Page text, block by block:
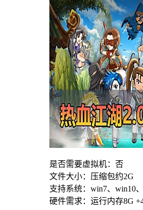
是否需要虚拟机：否
文件大小：压缩包约2G
支持系统：win7、win10
硬件需求：运行内存8G